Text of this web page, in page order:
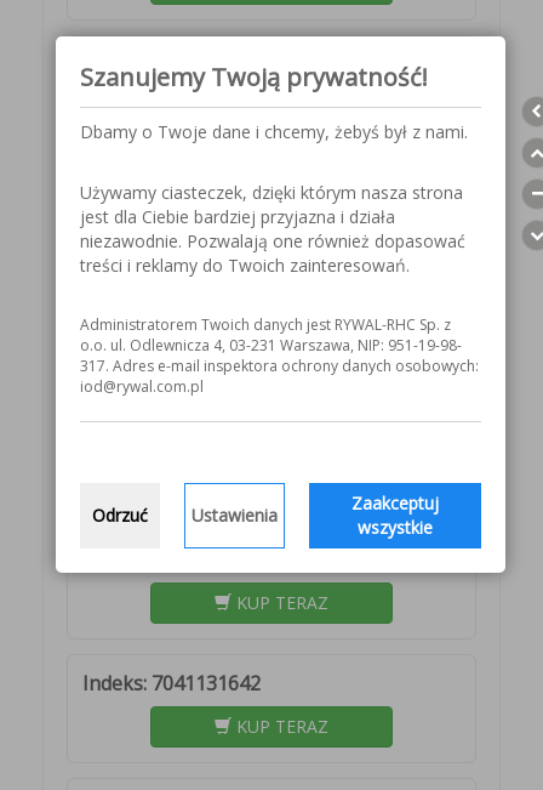
Indeks: 7041363927
KUP TERAZ
Indeks: 7041363926
KUP TERAZ
Indeks: 7041131542
KUP TERAZ
KUP TERAZ
KUP TERAZ
Indeks: 7041131642
KUP TERAZ
Szanujemy Twoją prywatność!
Dbamy o Twoje dane i chcemy, żebyś był z nami.
Używamy ciasteczek, dzięki którym nasza strona
jest dla Ciebie bardziej przyjazna i działa
niezawodnie. Pozwalają one również dopasować
treści i reklamy do Twoich zainteresowań.
Administratorem Twoich danych jest RYWAL-RHC Sp. z
o.o. ul. Odlewnicza 4, 03-231 Warszawa, NIP: 951-19-98-
317. Adres e-mail inspektora ochrony danych osobowych:
iod@rywal.com.pl
Odrzuć Ustawienia
Zaakceptuj
wszystkie